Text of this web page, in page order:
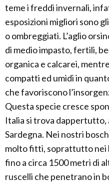
teme i freddi invernali,
esposizioni migliori sono
o ombreggiati. L’aglio
di medio impasto, fertili,
organica e calcarei,
compatti ed umidi in
che favoriscono
Questa specie cresce
Italia si trova dappertutto,
Sardegna. Nei nostri
molto fitti, soprattutto nei
fino a circa 1500 metri di
ruscelli che penetrano in